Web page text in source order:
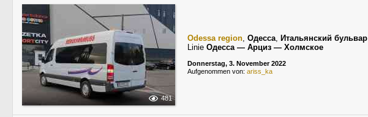
481
Odessa region, Одесса, Итальянский бульвар
Linie Одесса — Арциз — Холмское
Donnerstag, 3. November 2022
Aufgenommen von: ariss_ka